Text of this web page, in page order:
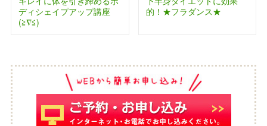
ディシェイプアップ講座
(≧∇≦)
的！★フラダンス★